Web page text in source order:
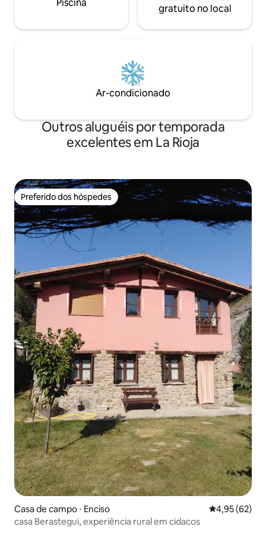
gratuito no local
Ar-condicionado
Outros aluguéis por temporada
excelentes em La Rioja
Preferido dos hóspedes
Preferido dos hóspedes
Casa de campo ⋅ Enciso 4,95 de uma
4,95 (62)
casa Berastegui, experiência rural em cidacos